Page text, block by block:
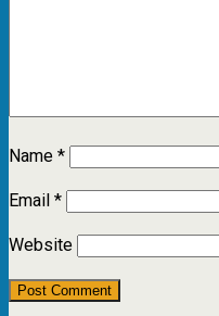
Name*
Email*
Website